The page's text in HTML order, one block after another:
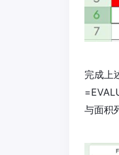
完成上
与面积